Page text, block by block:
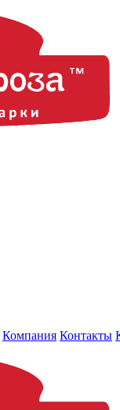
Компания Контакты